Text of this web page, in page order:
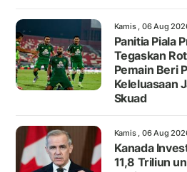
Kamis , 06 Aug
Panitia Piala
Tegaskan
Pemain Beri
Keleluasaan
Skuad
Kamis , 06 Aug
Kanada
11,8 Triliun